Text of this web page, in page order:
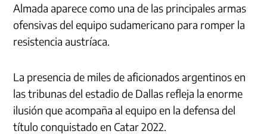
Almada aparece como una de las principales armas
ofensivas del equipo sudamericano para romper la
resistencia austríaca.
La presencia de miles de aficionados argentinos en
las tribunas del estadio de Dallas refleja la enorme
ilusión que acompaña al equipo en la defensa del
título conquistado en Catar 2022.